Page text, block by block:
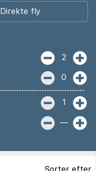
Direkte fly
2
0
1
—